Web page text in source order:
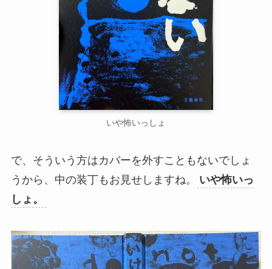
いや怖いっしょ
で、そういう方はカバーを外すこともないでしょ
うから、中の装丁もお見せしますね。
いや怖いっ
しょ。